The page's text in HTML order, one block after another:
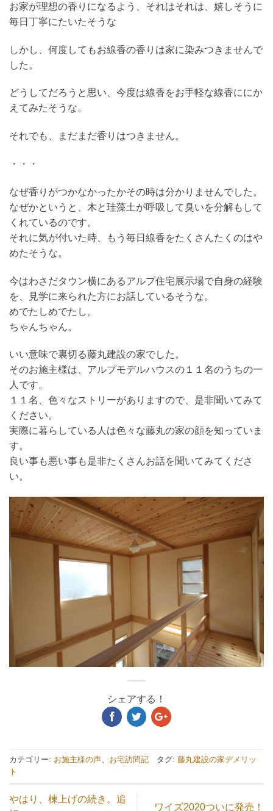
お家が理想の香りになるよう、それはそれは、嬉しそうに
毎日丁寧にたいたそうな
しかし、何度してもお線香の香りは家に染みつきませんで
した。
どうしてだろうと思い、今度は線香をお手軽な線香ににか
えてみたそうな。
それでも、まだまだ香りはつきません。
・・・
なぜ香りがつかなかったかその時は分かりませんでした。
なぜかというと、木と珪藻土が呼吸して臭いを分解もして
くれているのです。
それに気が付いた時、もう毎日線香をたくさんたくのはや
めたそうな。
今はわさだタウン横にあるアルプ住宅展示場で自身の経験
を、見学に来られた方にお話しているそうな。
めでたしめでたし。
ちゃんちゃん。
いい意味で裏切る藤丸建設の家でした。
そのお施主様は、アルプモデルハウスの１１名のうちの一
人です。
１１名、色々なストリーがありますので、是非聞いてみて
ください。
実際に暮らしている人は色々な藤丸の家の顔を知っていま
す。
良い事も悪い事も是非たくさんお話を聞いてみてくださ
い。
シェアする！
カテゴリー: お施主様の声、 お宅訪問記 タグ: 藤丸建設の家デメリッ
ト
やはり、棟上げの続き。追
ワイズ2020ついに発売！